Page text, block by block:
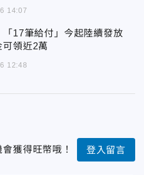
14:07
「17筆給付」今起陸續發放
可領近2萬
12:48
獲得旺幣哦！ 登入留言